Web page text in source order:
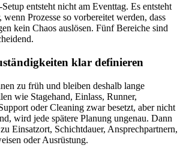
entsteht nicht am Eventtag. Es entsteht
Prozesse so vorbereitet werden, dass
kein Chaos auslösen. Fünf Bereiche sind
klar definieren
zu früh und bleiben deshalb lange
wie Stagehand, Einlass, Runner,
oder Cleaning zwar besetzt, aber nicht
wird jede spätere Planung ungenau. Dann
Einsatzort, Schichtdauer, Ansprechpartnern,
oder Ausrüstung.